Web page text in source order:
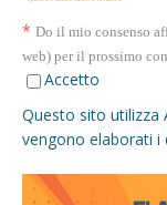
* Do il mio consenso
web) per il prossimo
Accetto
Questo sito utilizza
vengono elaborati i